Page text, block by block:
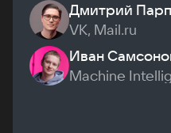
Дмитрий
VK, Mail.ru
Иван
Machine